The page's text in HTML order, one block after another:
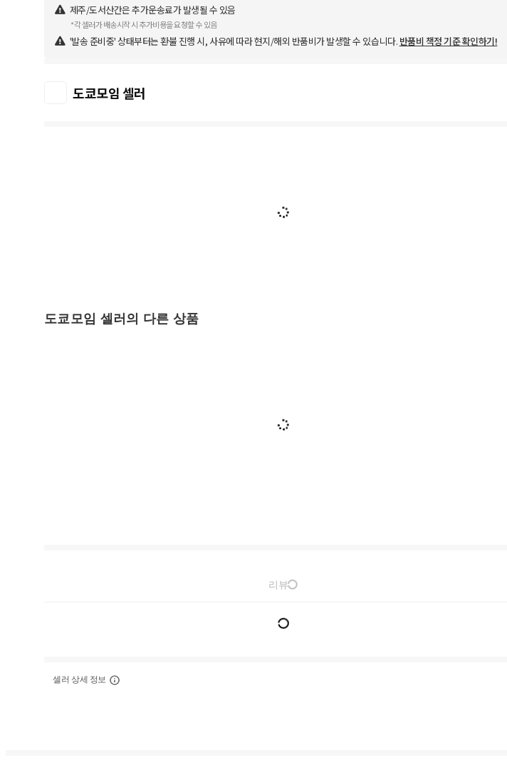
제주/도서산간은 추가운송료가 발생될 수 있음
*각 셀러가 배송시작 시 추가비용을 요청할 수 있음
'발송 준비중' 상태부터는 환불 진행 시, 사유에 따라 현지/해외 반품비가 발생할 수 있습니다. 반품비 책정 기준 확인하기!
도쿄모임 셀러
도쿄모임 셀러의 다른 상품
리뷰
셀러 상세 정보